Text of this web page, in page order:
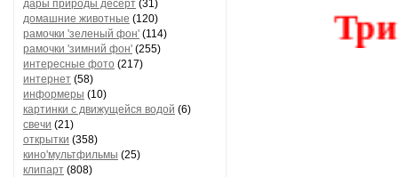
дары природы десерт (31)
домашние животные (120)
рамочки 'зеленый фон' (114)
рамочки 'зимний фон' (255)
интересные фото (217)
интернет (58)
информеры (10)
картинки с движущейся водой (6)
свечи (21)
открытки (358)
кино'мультфильмы (25)
клипарт (808)